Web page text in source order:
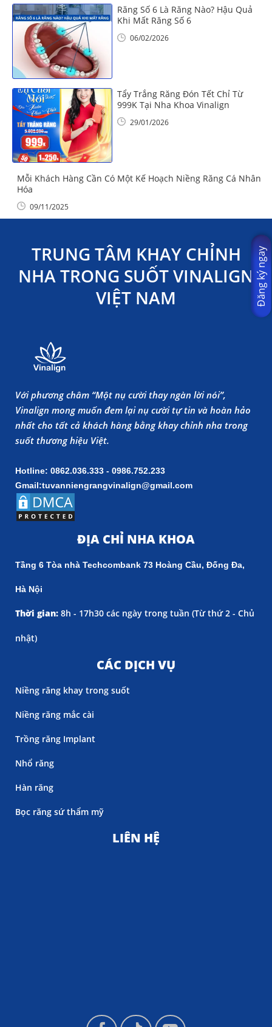
Răng Số 6 Là Răng Nào? Hậu Quả
Khi Mất Răng Số 6
06/02/2026
Tẩy Trắng Răng Đón Tết Chỉ Từ
999K Tại Nha Khoa Vinalign
29/01/2026
Mỗi Khách Hàng Cần Có Một Kế Hoạch Niềng Răng Cá Nhân
Hóa
09/11/2025
TRUNG TÂM KHAY CHỈNH
NHA TRONG SUỐT VINALIGN
VIỆT NAM
Với phương châm “Một nụ cười thay ngàn lời nói”,
Vinalign mong muốn đem lại nụ cười tự tin và hoàn hảo
nhất cho tất cả khách hàng bằng khay chỉnh nha trong
suốt thương hiệu Việt.
Hotline: 0862.036.333 - 0986.752.233
Gmail:tuvanniengrangvinalign@gmail.com
ĐỊA CHỈ NHA KHOA
Tầng 6 Tòa nhà Techcombank 73 Hoàng Cầu, Đống Đa,
Hà Nội
Thời gian: 8h - 17h30 các ngày trong tuần (Từ thứ 2 - Chủ
nhật)
CÁC DỊCH VỤ
Niềng răng khay trong suốt
Niềng răng mắc cài
Trồng răng Implant
Nhổ răng
Hàn răng
Bọc răng sứ thẩm mỹ
LIÊN HỆ
Đăng ký ngay